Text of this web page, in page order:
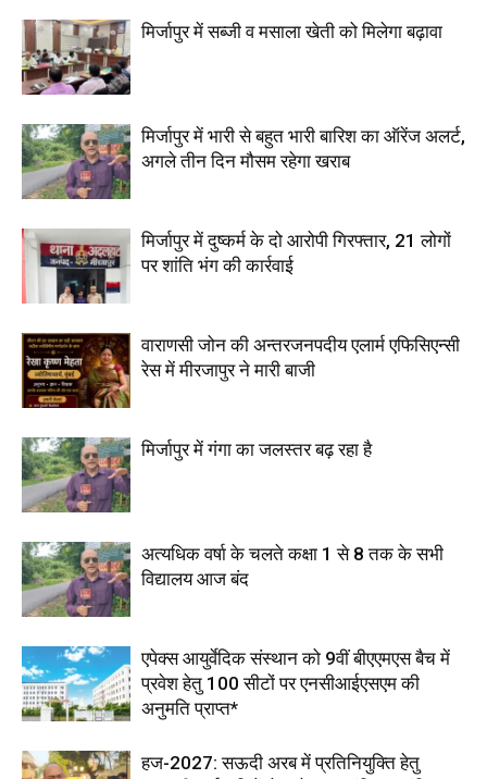
मिर्जापुर में सब्जी व मसाला खेती को मिलेगा बढ़ावा
मिर्जापुर में भारी से बहुत भारी बारिश का ऑरेंज अलर्ट,
अगले तीन दिन मौसम रहेगा खराब
मिर्जापुर में दुष्कर्म के दो आरोपी गिरफ्तार, 21 लोगों
पर शांति भंग की कार्रवाई
वाराणसी जोन की अन्तरजनपदीय एलार्म एफिसिएन्सी
रेस में मीरजापुर ने मारी बाजी
मिर्जापुर में गंगा का जलस्तर बढ़ रहा है
अत्यधिक वर्षा के चलते कक्षा 1 से 8 तक के सभी
विद्यालय आज बंद
एपेक्स आयुर्वेदिक संस्थान को 9वीं बीएएमएस बैच में
प्रवेश हेतु 100 सीटों पर एनसीआईएसएम की
अनुमति प्राप्त*
हज-2027: सऊदी अरब में प्रतिनियुक्ति हेतु